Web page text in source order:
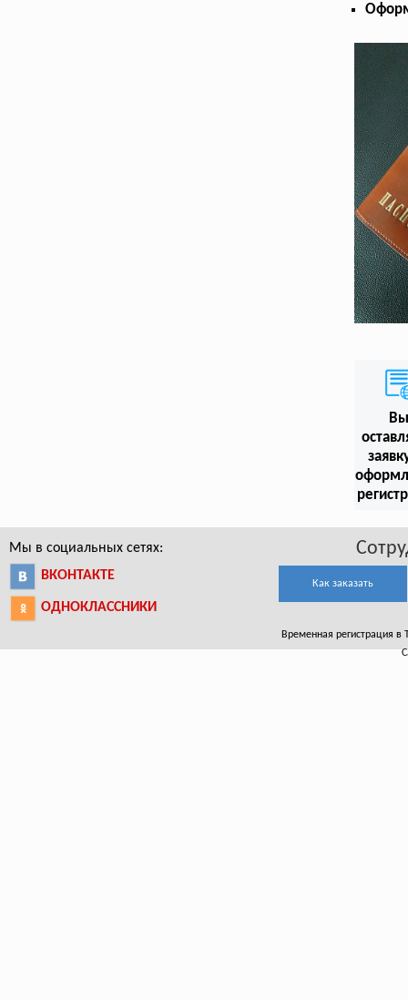
Вы
Мы в социальных сетях:
ВКОНТАКТЕ
ОДНОКЛАССНИКИ
Как заказать
Временная регистрация